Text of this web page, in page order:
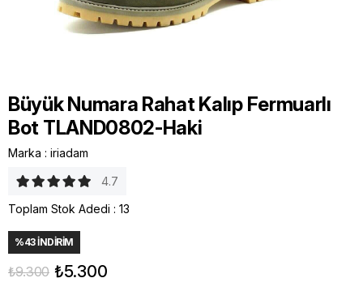
Büyük Numara Rahat Kalıp Fermuarlı
Bot TLAND0802-Haki
Marka : iriadam
4.7
Toplam Stok Adedi : 13
%43İNDIRIM
₺9.300 ₺5.300